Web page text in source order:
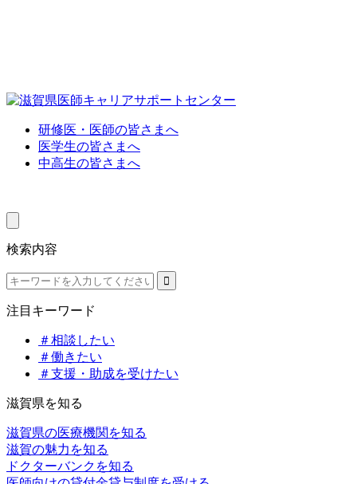
研修医・医師の皆さまへ
医学生の皆さまへ
中高生の皆さまへ
検索内容
注目キーワード
＃相談したい
＃働きたい
＃支援・助成を受けたい
滋賀県を知る
滋賀県の医療機関を知る
滋賀の魅力を知る
ドクターバンクを知る